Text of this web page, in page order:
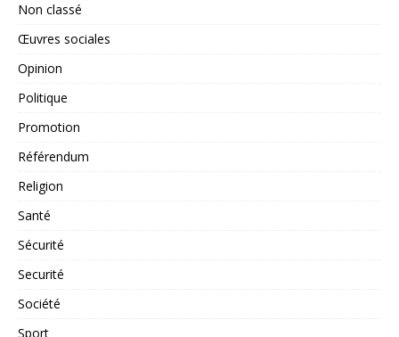
Non classé
Œuvres sociales
Opinion
Politique
Promotion
Référendum
Religion
Santé
Sécurité
Securité
Société
Sport